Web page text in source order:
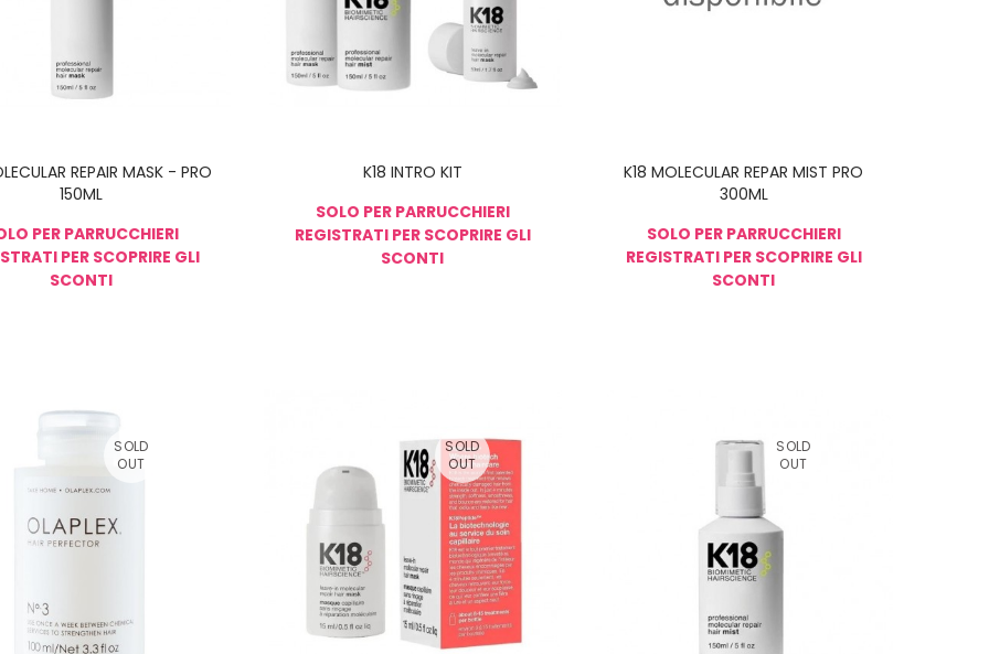
REPAIR MASK - PRO
150ML
PER PARRUCCHIERI
PER SCOPRIRE GLI
SCONTI
K18 INTRO KIT
SOLO PER PARRUCCHIERI
REGISTRATI PER SCOPRIRE GLI
SCONTI
K18 MOLECULAR REPAR MIST PRO
300ML
SOLO PER PARRUCCHIERI
REGISTRATI PER SCOPRIRE GLI
SCONTI
SOLD
OUT
SOLD
OUT
SOLD
OUT